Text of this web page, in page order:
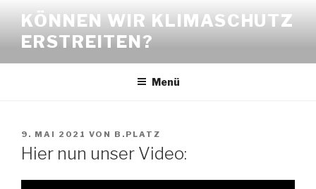
Inhalt
springen
KÖNNEN WIR KLIMASCHUTZ
ERSTREITEN?
Menü
VERÖFFENTLICHT
AM
9. MAI 2021 VON B.PLATZ
Hier nun unser Video: